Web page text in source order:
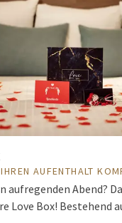
AUFENTHALT
aufregenden Abend?
Love Box! Bestehend